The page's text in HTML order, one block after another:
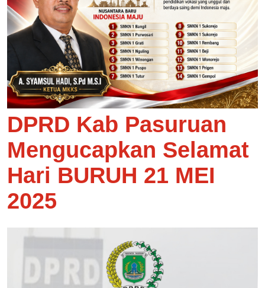
DPRD Kab Pasuruan
Mengucapkan Selamat
Hari BURUH 21 MEI
2025